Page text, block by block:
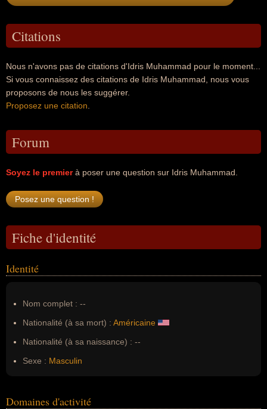
Citations
Nous n'avons pas de citations d'Idris Muhammad pour le moment...
Si vous connaissez des citations de Idris Muhammad, nous vous
proposons de nous les suggérer.
Proposez une citation
Forum
Soyez le premierà poser une question sur Idris Muhammad.
Fiche d'identité
Identité
Nom complet : --
Nationalité (à sa mort) : Américaine
Nationalité (à sa naissance) : --
Sexe : Masculin
Domaines d'activité